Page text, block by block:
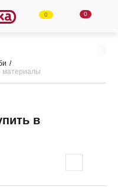
0 0
материалы
в